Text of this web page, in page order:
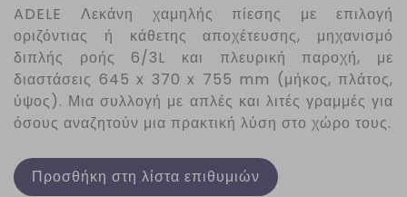
ADELE Λεκάνη χαμηλής πίεσης με επιλογή
οριζόντιας ή κάθετης αποχέτευσης, μηχανισμό
διπλής ροής 6/3L
και πλευρική παροχή, με
διαστάσεις 645 x 370 x 755 mm (μήκος, πλάτος,
ύψος). Μια συλλογή με απλές και λιτές γραμμές για
όσους αναζητούν μια πρακτική λύση στο χώρο τους.
Προσθήκη στη λίστα επιθυμιών